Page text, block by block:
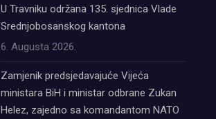
U Travniku održana 135. sjednica Vlade
Srednjobosanskog kantona
6. Augusta 2026.
Zamjenik predsjedavajuće Vijeća
ministara BiH i ministar odbrane Zukan
Helez, zajedno sa komandantom NATO